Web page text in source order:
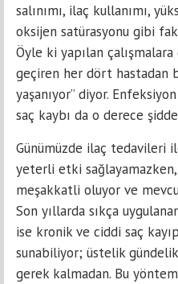
salınımı, ilaç kullanımı,
oksijen satürasyonu gibi
Öyle ki yapılan
geçiren her dört hastadan
yaşanıyor” diyor.
saç kaybı da o derece
Günümüzde ilaç tedavileri
yeterli etki
meşakkatli oluyor ve
Son yıllarda sıkça
ise kronik ve ciddi saç
sunabiliyor; üstelik
gerek kalmadan. Bu